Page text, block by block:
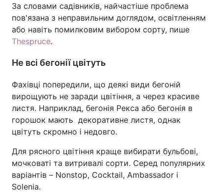
За словами садівників, найчастіше проблема
пов'язана з неправильним доглядом, освітленням
або навіть помилковим вибором сорту, пише
Thespruce.
Не всі бегонії цвітуть
Фахівці попередили, що деякі види бегоній
вирощують не заради цвітіння, а через красиве
листя. Наприклад, бегонія Рекса або бегонія в
горошок мають декоративне листя, однак
цвітуть скромно і недовго.
Для рясного цвітіння краще вибирати бульбові,
мочковаті та витривалі сорти. Серед популярних
варіантів – Nonstop, Cocktail, Ambassador і
Solenia.